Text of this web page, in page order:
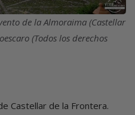
de la Almoraima (Castellar
(Todos los derechos
Castellar de la Frontera.